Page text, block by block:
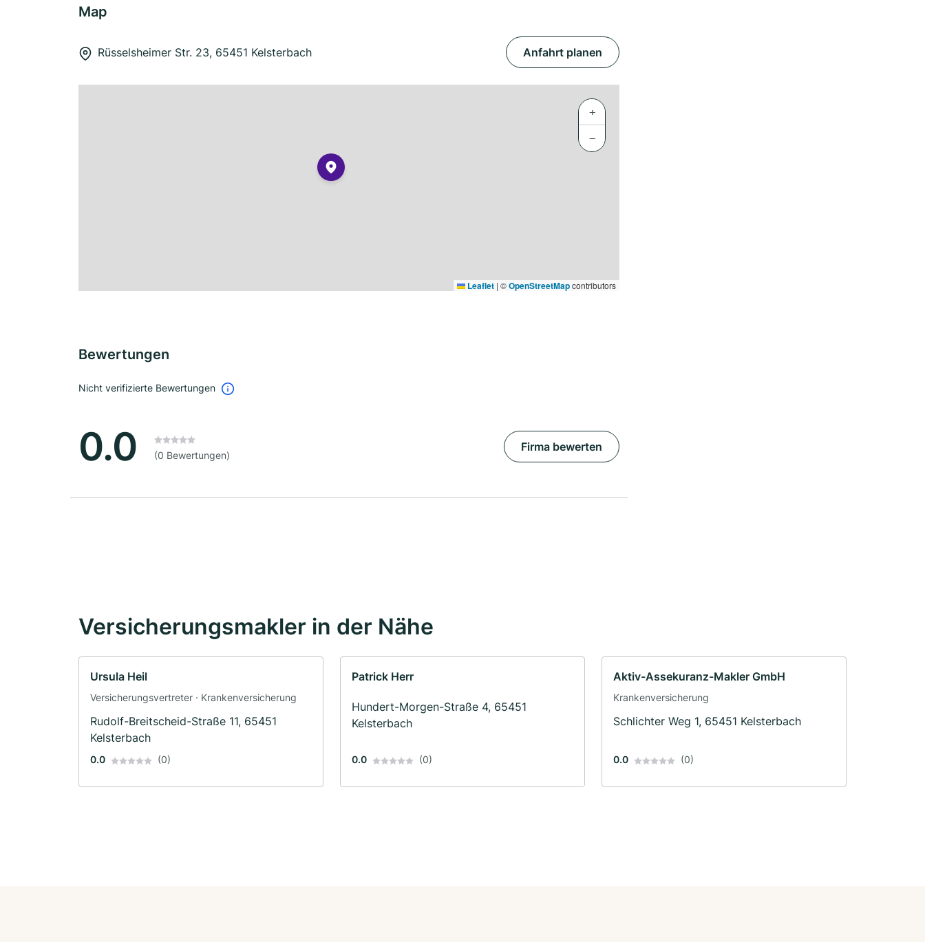
Map
Rüsselsheimer Str. 23, 65451 Kelsterbach Anfahrt planen
+
−
Leaflet | ©OpenStreetMapcontributors
Bewertungen
Nicht verifizierte Bewertungen
0.0 (0 Bewertungen)
Firma bewerten
Versicherungsmakler in der Nähe
Ursula Heil
Versicherungsvertreter · Krankenversicherung
Rudolf-Breitscheid-Straße 11, 65451
Kelsterbach
0.0 (0)
Patrick Herr
Hundert-Morgen-Straße 4, 65451
Kelsterbach
0.0 (0)
Aktiv-Assekuranz-Makler GmbH
Krankenversicherung
Schlichter Weg 1, 65451 Kelsterbach
0.0 (0)